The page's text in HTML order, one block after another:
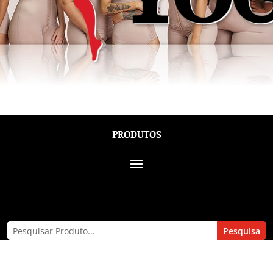
PRODUTOS